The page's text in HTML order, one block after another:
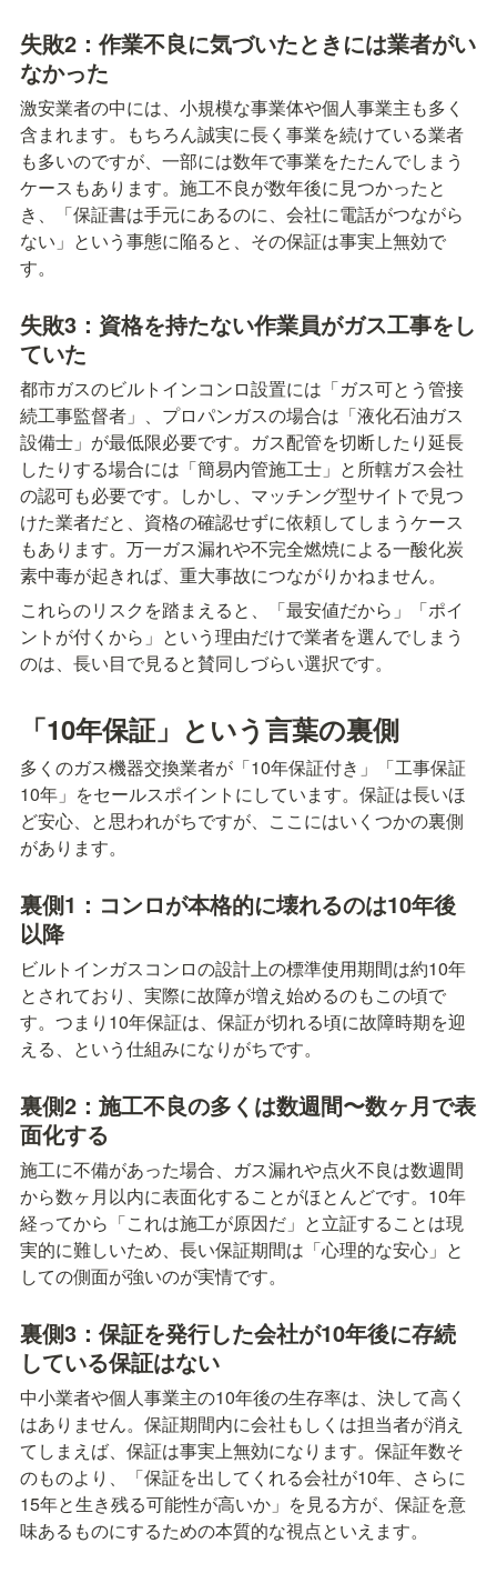
失敗2：作業不良に気づいたときには業者がい
なかった
激安業者の中には、小規模な事業体や個人事業主も多く
含まれます。もちろん誠実に長く事業を続けている業者
も多いのですが、一部には数年で事業をたたんでしまう
ケースもあります。施工不良が数年後に見つかったと
き、「保証書は手元にあるのに、会社に電話がつながら
ない」という事態に陥ると、その保証は事実上無効で
す。
失敗3：資格を持たない作業員がガス工事をし
ていた
都市ガスのビルトインコンロ設置には「ガス可とう管接
続工事監督者」、プロパンガスの場合は「液化石油ガス
設備士」が最低限必要です。ガス配管を切断したり延長
したりする場合には「簡易内管施工士」と所轄ガス会社
の認可も必要です。しかし、マッチング型サイトで見つ
けた業者だと、資格の確認せずに依頼してしまうケース
もあります。万一ガス漏れや不完全燃焼による一酸化炭
素中毒が起きれば、重大事故につながりかねません。
これらのリスクを踏まえると、「最安値だから」「ポイ
ントが付くから」という理由だけで業者を選んでしまう
のは、長い目で見ると賛同しづらい選択です。
「10年保証」という言葉の裏側
多くのガス機器交換業者が「10年保証付き」「工事保証
10年」をセールスポイントにしています。保証は長いほ
ど安心、と思われがちですが、ここにはいくつかの裏側
があります。
裏側1：コンロが本格的に壊れるのは10年後
以降
ビルトインガスコンロの設計上の標準使用期間は約10年
とされており、実際に故障が増え始めるのもこの頃で
す。つまり10年保証は、保証が切れる頃に故障時期を迎
える、という仕組みになりがちです。
裏側2：施工不良の多くは数週間〜数ヶ月で表
面化する
施工に不備があった場合、ガス漏れや点火不良は数週間
から数ヶ月以内に表面化することがほとんどです。10年
経ってから「これは施工が原因だ」と立証することは現
実的に難しいため、長い保証期間は「心理的な安心」と
しての側面が強いのが実情です。
裏側3：保証を発行した会社が10年後に存続
している保証はない
中小業者や個人事業主の10年後の生存率は、決して高く
はありません。保証期間内に会社もしくは担当者が消え
てしまえば、保証は事実上無効になります。保証年数そ
のものより、「保証を出してくれる会社が10年、さらに
15年と生き残る可能性が高いか」を見る方が、保証を意
味あるものにするための本質的な視点といえます。